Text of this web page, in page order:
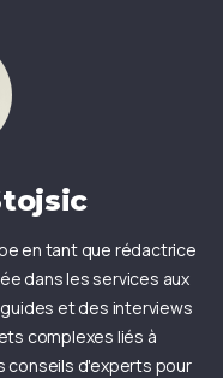
en tant que rédactrice
dans les services aux
et des interviews
complexes liés à
conseils d'experts pour